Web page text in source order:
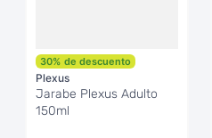
30% de descuento
Plexus
Jarabe Plexus Adulto
150ml